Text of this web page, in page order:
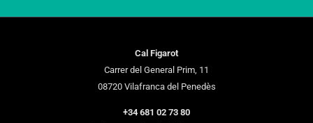
Cal Figarot
Carrer del General Prim, 11
08720 Vilafranca del Penedès
+34 681 02 73 80